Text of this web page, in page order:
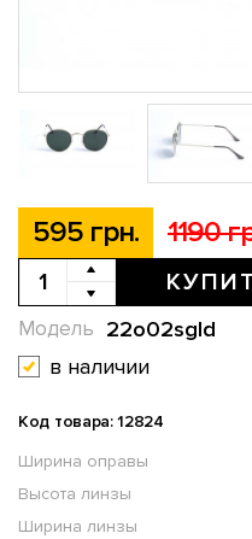
595 грн. 1190
22o02sgld
Модель
в наличии
Код товара: 12824
Ширина оправы
Высота линзы
Ширина линзы